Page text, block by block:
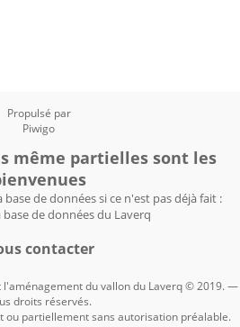
Propulsé par
Piwigo
même partielles sont les
de données si ce n'est pas déjà fait :
base de données du Laverq
contacter
du vallon du Laverq © 2019. —
droits réservés.
ou partiellement sans autorisation préalable.